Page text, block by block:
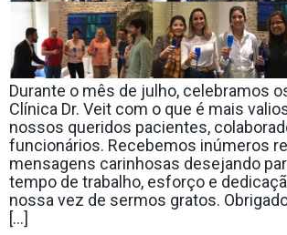
Durante o mês de julho, celebramos
Clínica Dr. Veit com o que é mais
nossos queridos pacientes,
funcionários. Recebemos inúmeros
mensagens carinhosas desejando
tempo de trabalho, esforço e
nossa vez de sermos gratos.
[…]